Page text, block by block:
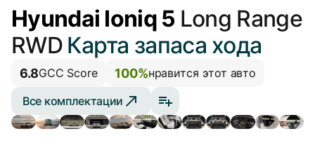
Hyundai Ioniq 5 Long Range
RWD Карта запаса хода
6.8GCC Score 100%нравится этот авто
Все комплектации